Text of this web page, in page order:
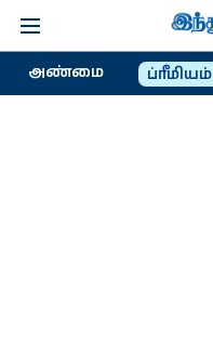
அண்மை ப்ரீமியம்